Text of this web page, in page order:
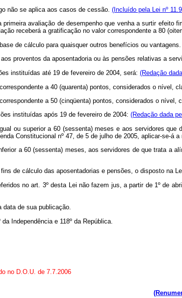
não se aplica aos casos de cessão. (Incluído pela Lei nº
primeira avaliação de desempenho que venha a surtir
receberá a gratificação no valor correspondente a 80
de cálculo para quaisquer outros benefícios ou vantagens.
proventos da aposentadoria ou às pensões relativas a
instituídas até 19 de fevereiro de 2004, será: (Redação
a 40 (quarenta) pontos, considerados o nível,
a 50 (cinqüenta) pontos, considerados o nível,
instituídas após 19 de fevereiro de 2004: (Redação dada
ou superior a 60 (sessenta) meses e aos servidores
Constitucional nº 47, de 5 de julho de 2005, aplicar-se-á
a 60 (sessenta) meses, aos servidores de que trata a
de cálculo das aposentadorias e pensões, o disposto na
no art. 3º desta Lei não fazem jus, a partir de 1º de
data de sua publicação.
Independência e 118º da República.
no D.O.U. de 7.7.2006